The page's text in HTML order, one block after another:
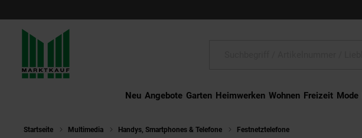
Neu Angebote Garten Heimwerken Wohnen Freizeit Mode
Startseite Multimedia Handys, Smartphones & Telefone Festnetztelefone